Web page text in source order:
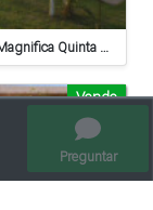
Vendo Magnifica Quinta De Grandes Dimensiones. - Zona Estación Saguier
Vende
Preguntar